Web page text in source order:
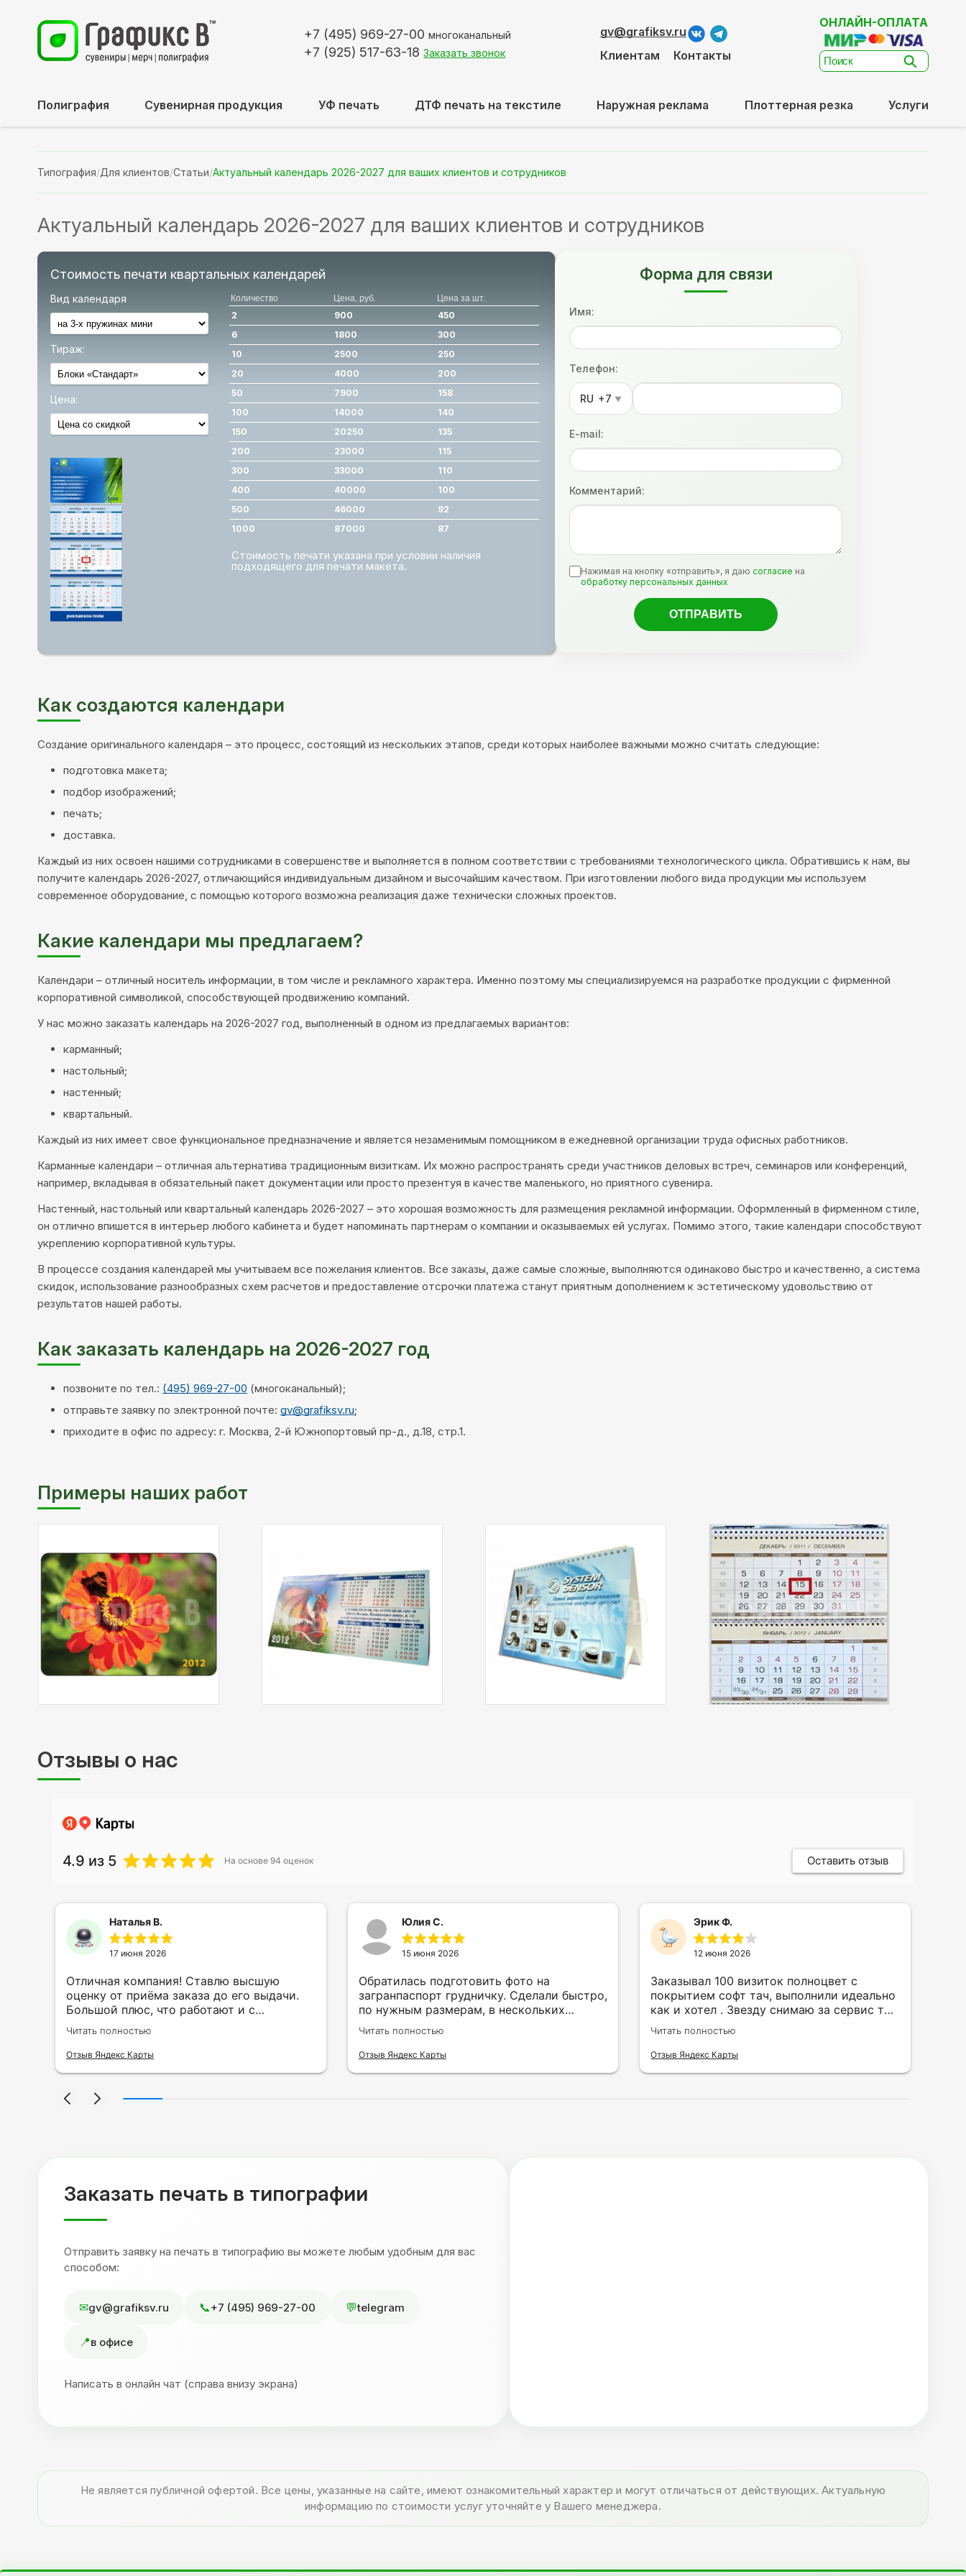
+7 (495) 969-27-00 многоканальный
+7 (925) 517-63-18 Заказать звонок
gv@grafiksv.ru
Клиентам
Контакты
ОНЛАЙН-ОПЛАТА
Полиграфия Сувенирная продукция УФ печать ДТФ печать на текстиле Наружная реклама Плоттерная резка Услуги
Типография/Для клиентов/Статьи/Актуальный календарь 2026-2027 для ваших клиентов и сотрудников
Актуальный календарь 2026-2027 для ваших клиентов и сотрудников
Стоимость печати квартальных календарей
Вид календаря
Тираж:
Цена:
Количество Цена, руб. Цена за шт.
2 900
450
6
1800
300
10
2500
250
20
4000
200
50
7900
158
100
14000
140
150
20250
135
200
23000
115
300
33000
110
400
40000
100
500
46000
92
1000
87000 87
Стоимость печати указана при условии наличия
подходящего для печати макета.
Форма для связи
Имя:
Телефон:
RU +7 ▼
E-mail:
Комментарий:
Нажимая на кнопку «отправить», я даю согласие на
обработку персональных данных
Как создаются календари
Создание оригинального календаря – это процесс, состоящий из нескольких этапов, среди которых наиболее важными можно считать следующие:
подготовка макета;
подбор изображений;
печать;
доставка.
Каждый из них освоен нашими сотрудниками в совершенстве и выполняется в полном соответствии с требованиями технологического цикла. Обратившись к нам, вы
получите календарь 2026-2027, отличающийся индивидуальным дизайном и высочайшим качеством. При изготовлении любого вида продукции мы используем
современное оборудование, с помощью которого возможна реализация даже технически сложных проектов.
Какие календари мы предлагаем?
Календари – отличный носитель информации, в том числе и рекламного характера. Именно поэтому мы специализируемся на разработке продукции с фирменной
корпоративной символикой, способствующей продвижению компаний.
У нас можно заказать календарь на 2026-2027 год, выполненный в одном из предлагаемых вариантов:
карманный;
настольный;
настенный;
квартальный.
Каждый из них имеет свое функциональное предназначение и является незаменимым помощником в ежедневной организации труда офисных работников.
Карманные календари – отличная альтернатива традиционным визиткам. Их можно распространять среди участников деловых встреч, семинаров или конференций,
например, вкладывая в обязательный пакет документации или просто презентуя в качестве маленького, но приятного сувенира.
Настенный, настольный или квартальный календарь 2026-2027 – это хорошая возможность для размещения рекламной информации. Оформленный в фирменном стиле,
он отлично впишется в интерьер любого кабинета и будет напоминать партнерам о компании и оказываемых ей услугах. Помимо этого, такие календари способствуют
укреплению корпоративной культуры.
В процессе создания календарей мы учитываем все пожелания клиентов. Все заказы, даже самые сложные, выполняются одинаково быстро и качественно, а система
скидок, использование разнообразных схем расчетов и предоставление отсрочки платежа станут приятным дополнением к эстетическому удовольствию от
результатов нашей работы.
Как заказать календарь на 2026-2027 год
позвоните по тел.: (495) 969-27-00 (многоканальный);
отправьте заявку по электронной почте: gv@grafiksv.ru;
приходите в офис по адресу: г. Москва, 2-й Южнопортовый пр-д., д.18, стр.1.
Примеры наших работ
Материал:бумага
Тип
печати:
Цифровая печать
Цветность:4+0 - цветная печать
с одной стороны
Обработка:биговка, склейка
Описание:бумага 300 гр, матоая
Цветность:4+4 - цветная печать
с двух сторон
Описание:календарь с
индивидуальным
календарным блоком
Материал:акрил
Отзывы о нас
4.9 из 5 На основе 94 оценок Оставить отзыв
Наталья В.
17 июня 2026
Отличная компания! Ставлю высшую
оценку от приёма заказа до его выдачи.
Большой плюс, что работают и с
индивидуальными заказами. Нелбходимо
было нанести принт на кружку в подарок.
Заказ был исполнен оперативно и ооочень
спасибо Евгении за терпеливость,
Читать полностью
Отзыв Яндекс Карты
Юлия С.
15 июня 2026
Обратилась подготовить фото на
загранпаспорт грудничку. Сделали быстро,
по нужным размерам, в нескольких
вариантах и цветах.
Читать полностью
Отзыв Яндекс Карты
Эрик Ф.
12 июня 2026
Заказывал 100 визиток полноцвет с
покрытием софт тач, выполнили идеально
как и хотел . Звезду снимаю за сервис так
как в первый день приехал за 30 мин до
закрытия а на месте никого не было.
Читать полностью
Отзыв Яндекс Карты
Заказать печать в типографии
Отправить заявку на печать в типографию вы можете любым удобным для вас
способом:
gv@grafiksv.ru +7 (495) 969-27-00 telegram
в офисе
Написать в онлайн чат (справа внизу экрана)
Не является публичной офертой. Все цены, указанные на сайте, имеют ознакомительный характер и могут отличаться от действующих. Актуальную
информацию по стоимости услуг уточняйте у Вашего менеджера.